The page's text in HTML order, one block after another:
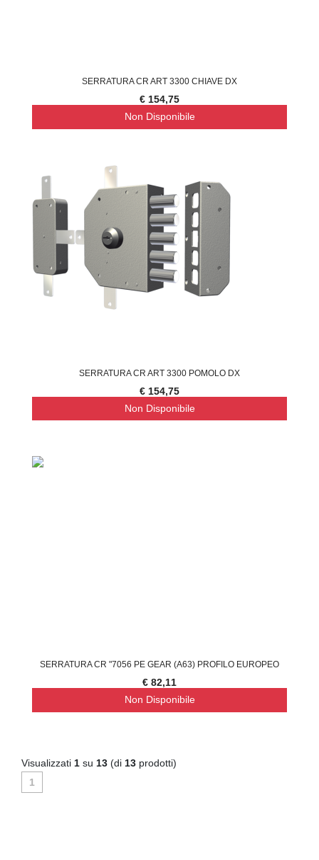
SERRATURA CR ART 3300 CHIAVE DX
€ 154,75
Non Disponibile
SERRATURA CR ART 3300 POMOLO DX
€ 154,75
Non Disponibile
SERRATURA CR "7056 PE GEAR (A63) PROFILO EUROPEO
€ 82,11
Non Disponibile
Visualizzati 1 su 13 (di 13 prodotti)
1